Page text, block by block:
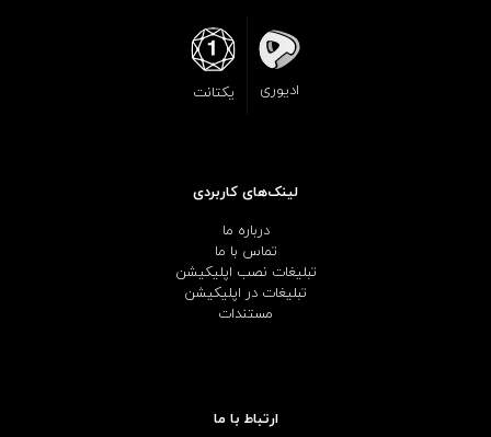
ادیوری یکتانت
لینک‌های کاربردی
درباره ما
تماس با ما
تبلیغات نصب اپلیکیشن
تبلیغات در اپلیکیشن
مستندات
ارتباط با ما